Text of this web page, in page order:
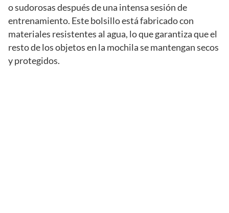
o sudorosas después de una intensa sesión de
entrenamiento. Este bolsillo está fabricado con
materiales resistentes al agua, lo que garantiza que el
resto de los objetos en la mochila se mantengan secos
y protegidos.